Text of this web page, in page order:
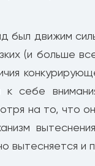
был движим
(и больше
к себе
на то, что
вытесняется